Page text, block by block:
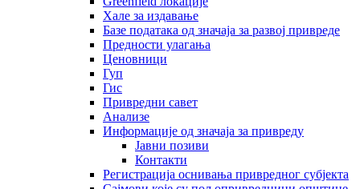
Хале за издавање
Базе података од значаја за развој привреде
Предности улагања
Ценовници
Гуп
Гис
Привредни савет
Aнализе
Информације од значаја за привреду
Јавни позиви
Контакти
Регистрација оснивања привредног субјекта